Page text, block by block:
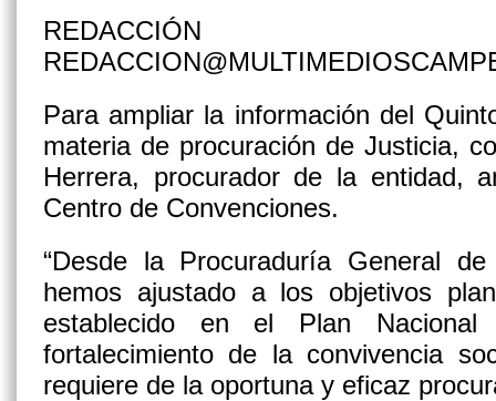
REDACCIÓN
Para ampliar la información del
materia de procuración de Justicia,
Herrera, procurador de la entidad,
Centro de Convenciones.
“Desde la Procuraduría General
hemos ajustado a los objetivos
establecido en el Plan
fortalecimiento de la convivencia
requiere de la oportuna y eficaz